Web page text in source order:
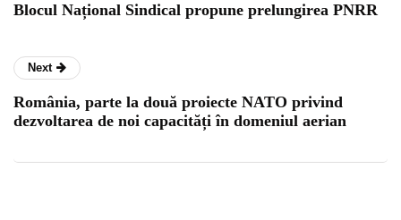
Blocul Național Sindical propune prelungirea PNRR
Next
România, parte la două proiecte NATO privind
dezvoltarea de noi capacități în domeniul aerian